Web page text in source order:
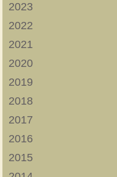
2023
2022
2021
2020
2019
2018
2017
2016
2015